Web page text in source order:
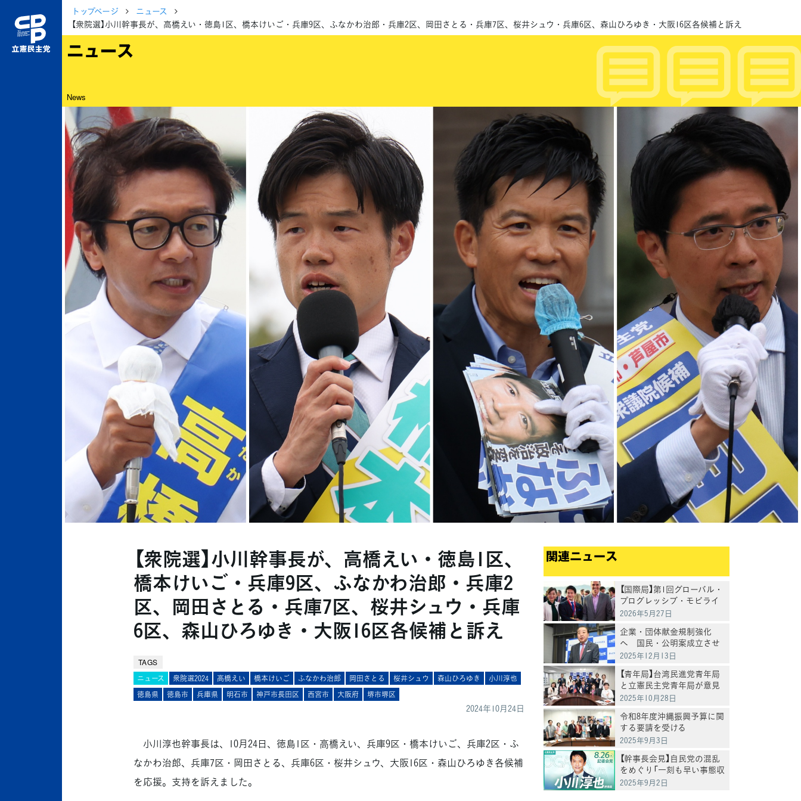
トップページ
ニュース
【衆院選】小川幹事長が、高橋えい・徳島1区、橋本けいご・兵庫9区、ふなかわ治郎・兵庫2区、岡田さとる・兵庫7区、桜井シュウ・兵庫6区、森山ひろゆき・大阪16区各候補と訴え
ニュース
News
【衆院選】小川幹事長が、高橋えい・徳島1区、
橋本けいご・兵庫9区、ふなかわ治郎・兵庫2
区、岡田さとる・兵庫7区、桜井シュウ・兵庫
6区、森山ひろゆき・大阪16区各候補と訴え
TAGS
ニュース 衆院選2024 高橋えい 橋本けいご ふなかわ治郎 岡田さとる 桜井シュウ 森山ひろゆき
小川淳也
徳島県
徳島市 兵庫県 明石市 神戸市長田区 西宮市 大阪府 堺市堺区
2024年10月24日
小川淳也幹事長は、10月24日、徳島1区・高橋えい、兵庫9区・橋本けいご、兵庫2区・ふ
なかわ治郎、兵庫7区・岡田さとる、兵庫6区・桜井シュウ、大阪16区・森山ひろゆき各候補
を応援。支持を訴えました。
関連ニュース
【国際局】第1回グローバル・
プログレッシブ・モビライ
ゼーション(GPM)参加報告書
2026年5月27日
企業・団体献金規制強化
へ 国民・公明案成立させ
たいと野田代表
2025年12月13日
【青年局】台湾民進党青年局
と立憲民主党青年局が意見
交換会を実施
2025年10月28日
令和8年度沖縄振興予算に関
する要請を受ける
2025年9月3日
【幹事長会見】自民党の混乱
をめぐり「一刻も早い事態収
拾を求める」小川幹事長
2025年9月2日